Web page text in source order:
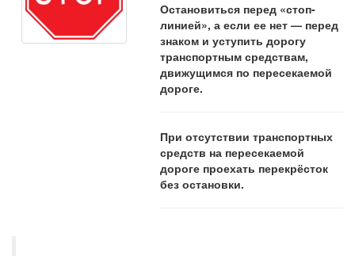
Остановиться перед «стоп-
линией», а если ее нет — перед
знаком и уступить дорогу
транспортным средствам,
движущимся по пересекаемой
дороге.
При отсутствии транспортных
средств на пересекаемой
дороге проехать перекрёсток
без остановки.